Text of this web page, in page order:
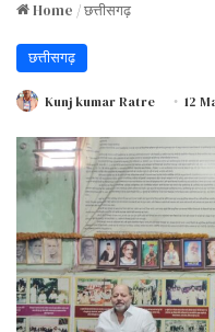
Home /छत्तीसगढ़
छत्तीसगढ़
Kunj kumar Ratre 12